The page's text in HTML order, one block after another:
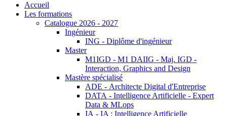
Accueil
Les formations
Catalogue 2026 - 2027
Ingénieur
ING - Diplôme d'ingénieur
Master
M1IGD - M1 DAIIG - Maj. IGD -
Interaction, Graphics and Design
Mastère spécialisé
ADE - Architecte Digital d'Entreprise
DATA - Intelligence Artificielle - Expert
Data & MLops
IA - IA : Intelligence Artificielle